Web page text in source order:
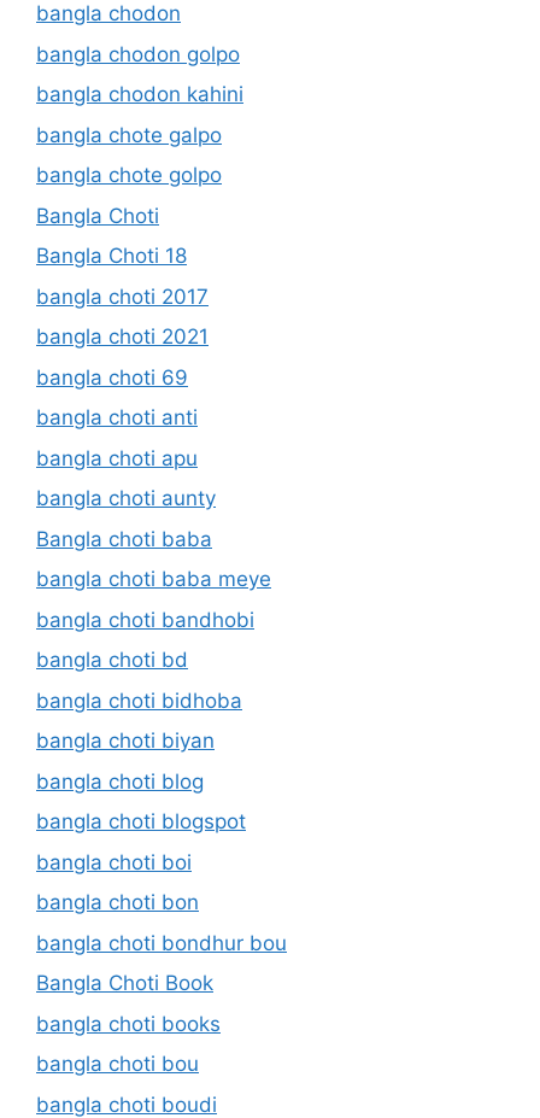
bangla chodon
bangla chodon golpo
bangla chodon kahini
bangla chote galpo
bangla chote golpo
Bangla Choti
Bangla Choti 18
bangla choti 2017
bangla choti 2021
bangla choti 69
bangla choti anti
bangla choti apu
bangla choti aunty
Bangla choti baba
bangla choti baba meye
bangla choti bandhobi
bangla choti bd
bangla choti bidhoba
bangla choti biyan
bangla choti blog
bangla choti blogspot
bangla choti boi
bangla choti bon
bangla choti bondhur bou
Bangla Choti Book
bangla choti books
bangla choti bou
bangla choti boudi